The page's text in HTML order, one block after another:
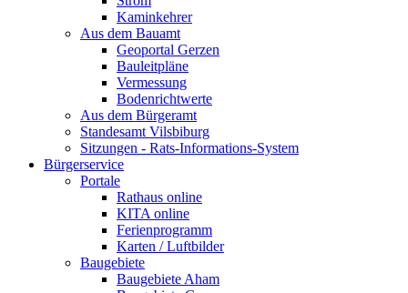
Kaminkehrer
Aus dem Bauamt
Geoportal Gerzen
Bauleitpläne
Vermessung
Bodenrichtwerte
Aus dem Bürgeramt
Standesamt Vilsbiburg
Sitzungen - Rats-Informations-System
Bürgerservice
Portale
Rathaus online
KITA online
Ferienprogramm
Karten / Luftbilder
Baugebiete
Baugebiete Aham